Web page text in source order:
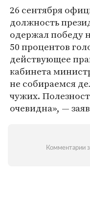
26 сентября
должность
одержал победу
50 процентов
действующее
кабинета
не собираемся
чужих.
очевидна», —
Комментарии